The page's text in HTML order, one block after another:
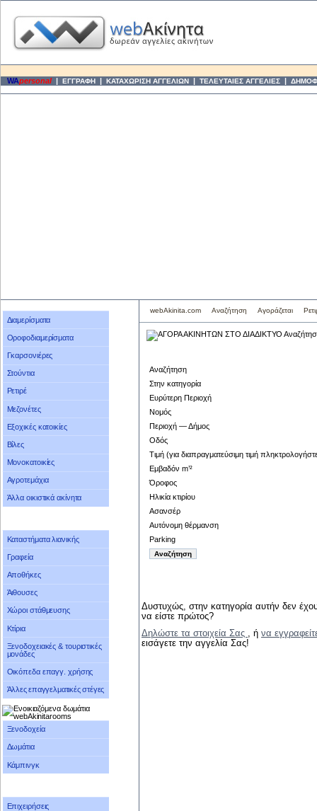
WApersonal | ΕΓΓΡΑΦΗ | ΚΑΤΑΧΩΡΙΣΗ ΑΓΓΕΛΙΩΝ | ΤΕΛΕΥΤΑΙΕΣ ΑΓΓΕΛΙΕΣ |
Διαμερίσματα
Οροφοδιαμερίσματα
Γκαρσονιέρες
Στούντια
Ρετιρέ
Μεζονέτες
Εξοχικές κατοικίες
Βίλες
Μονοκατοικίες
Αγροτεμάχια
Άλλα οικιστικά ακίνητα
Καταστήματα λιανικής
Γραφεία
Αποθήκες
Άιθουσες
Χώροι στάθμευσης
Κτίρια
Ξενοδοχειακές & τουριστικές
μονάδες
Οικόπεδα επαγγ. χρήσης
Άλλες επαγγελματικές στέγες
Ξενοδοχεία
Δωμάτια
Κάμπινγκ
Επιχειρήσεις
webAkinita.com Αναζήτηση Αγοράζεται
Αναζήτηση
Στην κατηγορία
Ευρύτερη Περιοχή
Νομός
Περιοχή — Δήμος
Οδός
Τιμή (για διαπραγματεύσιμη τιμή
Εμβαδόν m’²
Όροφος
Ηλικία κτιρίου
Ασανσέρ
Αυτόνομη θέρμανση
Parking
Δυστυχώς, στην κατηγορία αυτήν δεν
να είστε πρώτος?
Δηλώστε τα στοιχεία Σας , ή να
εισάγετε την αγγελία Σας!